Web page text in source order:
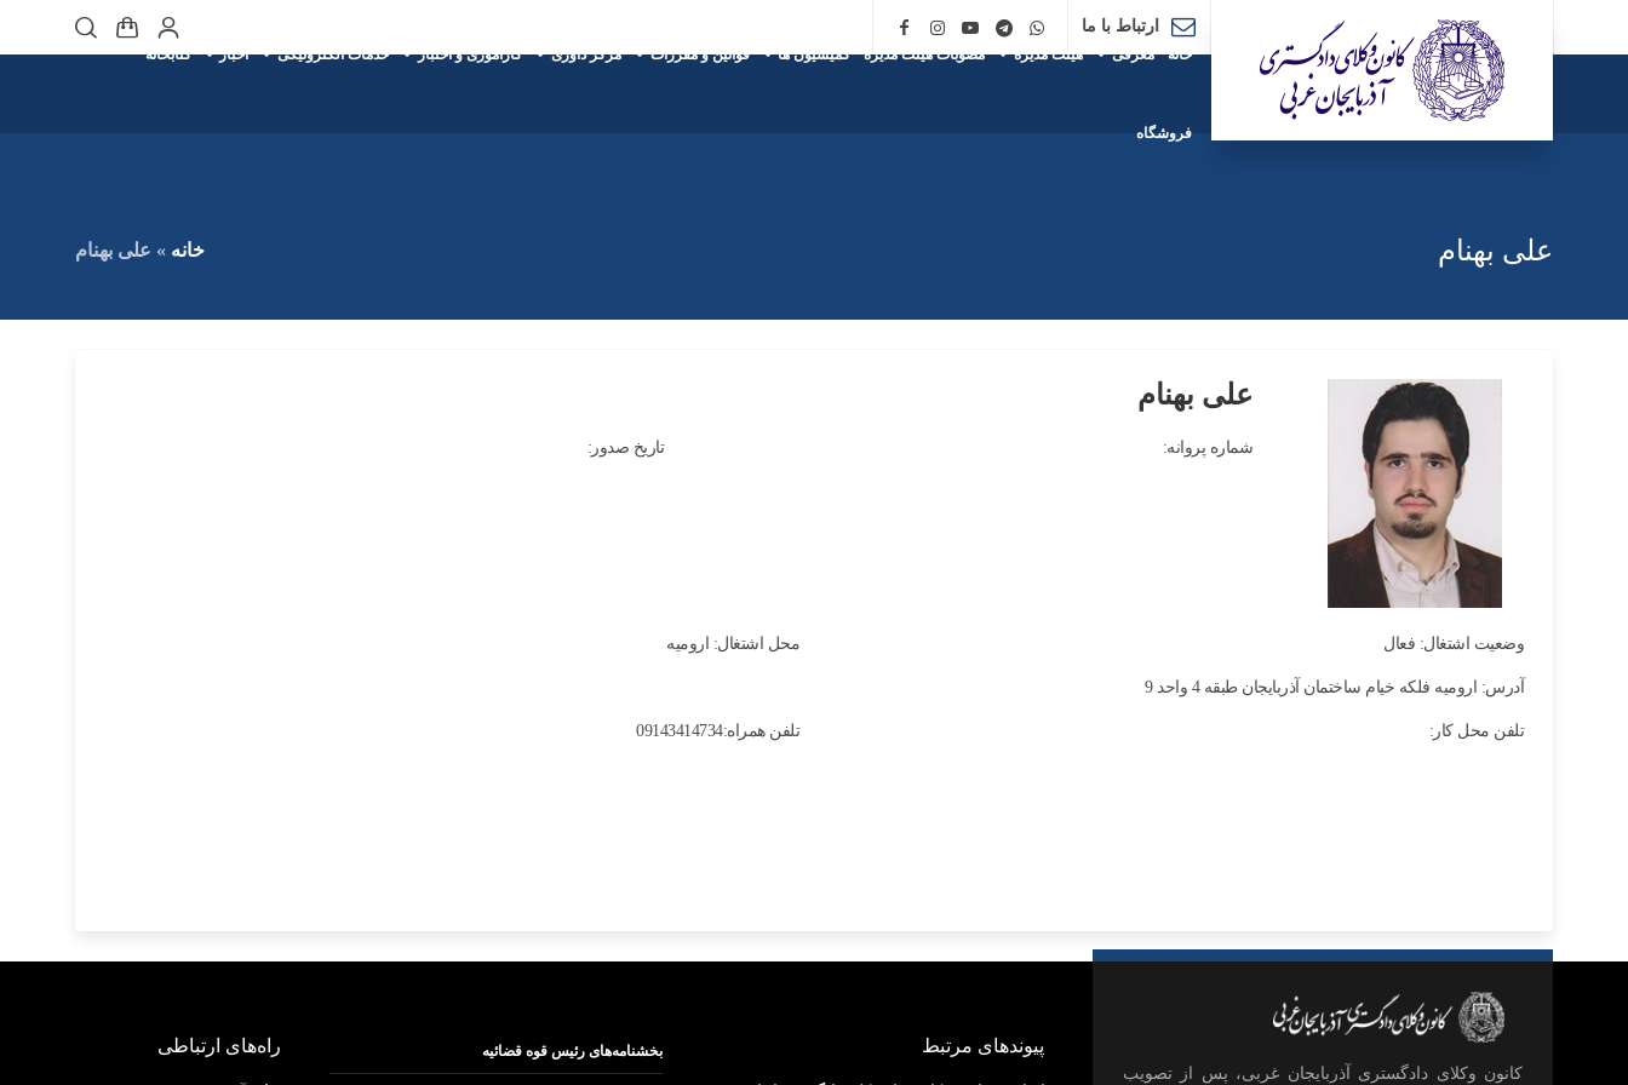
ارتباط با ما
خانه معرفی هیئت مدیره مصوبات هیئت مدیره کمیسیون ها قوانین و مقررات مرکز داوری کارآموزی و اختبار خدمات الکترونیکی اخبار کتابخانه
فروشگاه
علی بهنام خانه » علی بهنام
علی بهنام
شماره پروانه: تاریخ صدور:
وضعیت اشتغال: فعال محل اشتغال: اروميه
آدرس: ارومیه فلکه خیام ساختمان آذربایجان طبقه 4 واحد 9
تلفن محل کار: تلفن همراه:09143414734
كانون وكلای دادگستری آذربايجان غربی، پس از تصويب
پیوندهای مرتبط بخشنامه‌های رئیس قوه قضائیه راه‌های ارتباطی